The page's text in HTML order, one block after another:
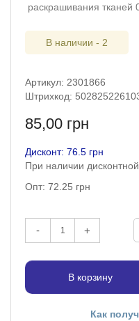
В наличии - 2
Артикул: 2301866
Штрихкод:
85,00 грн
Дисконт: 76.5 грн
При наличии
Опт: 72.25 грн
- +
В корзину
Как